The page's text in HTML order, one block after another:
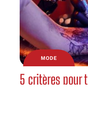
MODE
5 critères pour